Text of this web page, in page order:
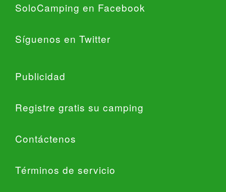
SoloCamping en Facebook
Síguenos en Twitter
Publicidad
Registre gratis su camping
Contáctenos
Términos de servicio